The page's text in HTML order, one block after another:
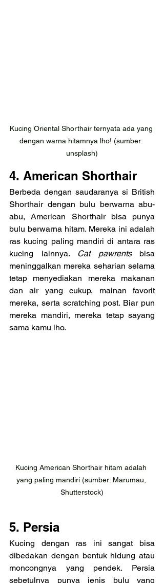
Kucing Oriental Shorthair ternyata ada yang
dengan warna hitamnya lho! (sumber:
unsplash)
4. American Shorthair
Berbeda dengan saudaranya si British
Shorthair dengan bulu berwarna abu-
abu, American Shorthair bisa punya
bulu berwarna hitam. Mereka ini adalah
ras kucing paling mandiri di antara ras
kucing lainnya. Cat pawrents bisa
meninggalkan mereka seharian selama
tetap menyediakan mereka makanan
dan air yang cukup, mainan favorit
mereka, serta scratching post. Biar pun
mereka mandiri, mereka tetap sayang
sama kamu lho.
Kucing American Shorthair hitam adalah
yang paling mandiri (sumber: Marumau,
Shutterstock)
5. Persia
Kucing dengan ras ini sangat bisa
dibedakan dengan bentuk hidung atau
moncongnya yang pendek. Persia
sebetulnya punya jenis bulu yang